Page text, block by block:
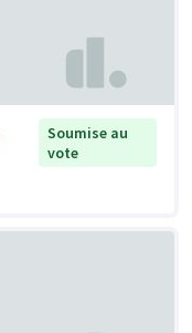
Soumise au
vote